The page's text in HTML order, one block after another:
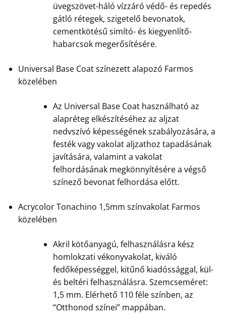
üvegszövet-háló vízzáró védő- és repedés
gátló rétegek, szigetelő bevonatok,
cementkötésű simító- és kiegyenlítő-
habarcsok megerősítésére.
Universal Base Coat színezett alapozó Farmos
közelében
Az Universal Base Coat használható az
alapréteg elkészítéséhez az aljzat
nedvszívó képességének szabályozására, a
festék vagy vakolat aljzathoz tapadásának
javítására, valamint a vakolat
felhordásának megkönnyítésére a végső
színező bevonat felhordása előtt.
Acrycolor Tonachino 1,5mm színvakolat Farmos
közelében
Akril kötőanyagú, felhasználásra kész
homlokzati vékonyvakolat, kiváló
fedőképességgel, kitűnő kiadóssággal, kül-
és beltéri felhasználásra. Szemcseméret:
1,5 mm. Elérhető 110 féle színben, az
“Otthonod színei” mappában.